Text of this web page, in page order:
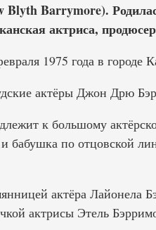
Barrymore).
актриса,
1975 года в городе
актёры Джон Дрю
к большому
бабушка по отцовской
актёра Лайонела
актрисы Этель